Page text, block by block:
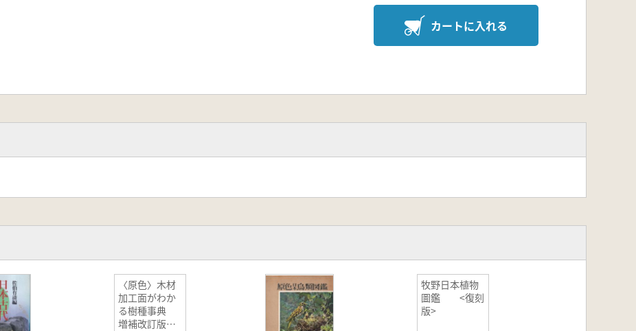
カートに入れる
〈原色〉木材
加工面がわか
る樹種事典
増補改訂版
牧野日本植物
圖鑑 <復刻
版>